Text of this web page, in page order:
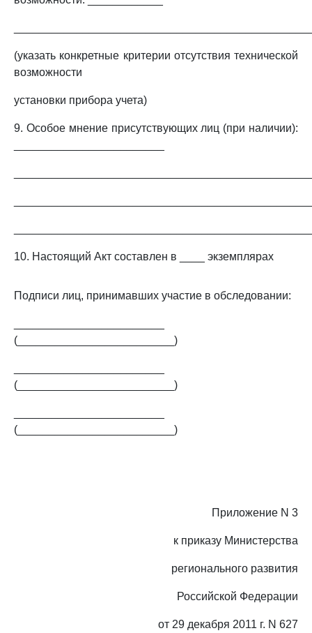
(указать конкретные критерии отсутствия технической
возможности
установки прибора учета)
9. Особое мнение присутствующих лиц (при наличии):
10. Настоящий Акт составлен в ____ экземплярах
Подписи лиц, принимавших участие в обследовании:
(_________________________)
(_________________________)
(_________________________)
Приложение N 3
к приказу Министерства
регионального развития
Российской Федерации
от 29 декабря 2011 г. N 627